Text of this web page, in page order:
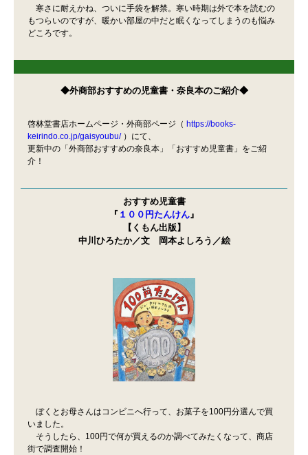
寒さに耐えかね、ついに手袋を解禁。寒い時期は外で本を読むの
もつらいのですが、暖かい部屋の中だと眠くなってしまうのも悩み
どころです。
◆外商部おすすめの児童書・奈良本のご紹介◆
啓林堂書店ホームページ・外商部ページ（ https://books-
keirindo.co.jp/gaisyoubu/）にて、
更新中の「外商部おすすめの奈良本」「おすすめ児童書」をご紹
介！
おすすめ児童書
『 １００円たんけん』
【くもん出版】
中川ひろたか／文 岡本よしろう／絵
ぼくとお母さんはコンビニへ行って、お菓子を100円分選んで買
いました。
そうしたら、100円で何が買えるのか調べてみたくなって、商店
街で調査開始！